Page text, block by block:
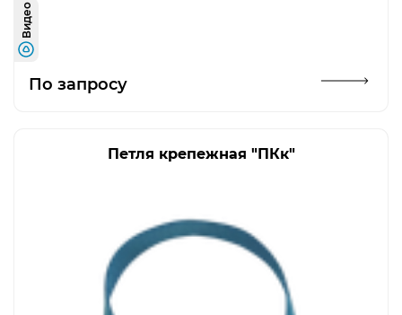
Видео
По запросу
Петля крепежная "ПКк"